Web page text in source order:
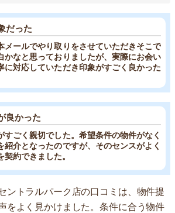
だった
メールでやり取りをさせていただきそこで
かなと思っておりましたが、実際にお会い
に対応していただき印象がすごく良かった
良かった
すごく親切でした。希望条件の物件がなく
紹介となったのですが、そのセンスがよく
契約できました。
ントラルパーク店の口コミは、物件提
をよく見かけました。条件に合う物件